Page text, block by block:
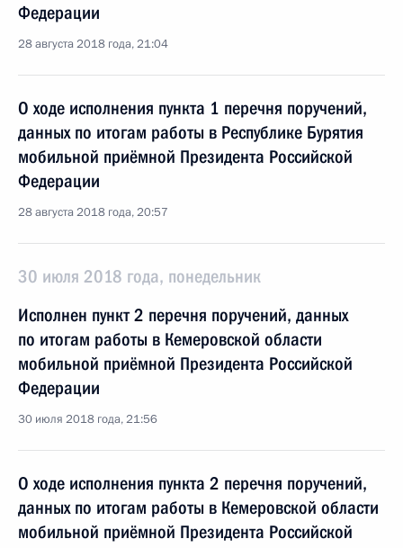
Федерации
28 августа 2018 года, 21:04
О ходе исполнения пункта 1 перечня поручений,
данных по итогам работы в Республике Бурятия
мобильной приёмной Президента Российской
Федерации
28 августа 2018 года, 20:57
30 июля 2018 года, понедельник
Исполнен пункт 2 перечня поручений, данных
по итогам работы в Кемеровской области
мобильной приёмной Президента Российской
Федерации
30 июля 2018 года, 21:56
О ходе исполнения пункта 2 перечня поручений,
данных по итогам работы в Кемеровской области
мобильной приёмной Президента Российской